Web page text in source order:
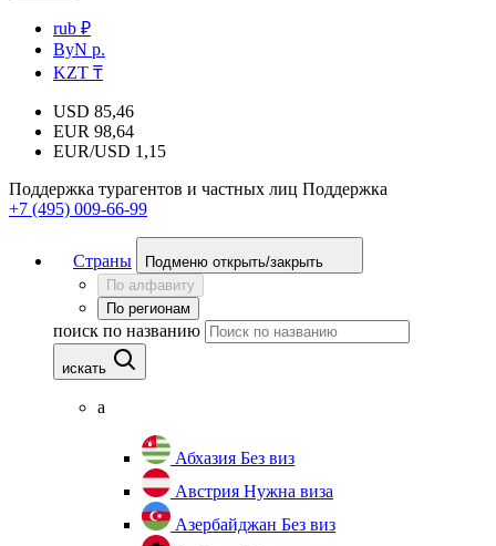
rub ₽
ByN р.
KZT ₸
USD 85,46
EUR 98,64
EUR/USD 1,15
Поддержка турагентов и частных лиц Поддержка
+7 (495) 009-66-99
Страны
Подменю открыть/закрыть
По алфавиту
По регионам
поиск по названию
искать
а
Абхазия Без виз
Австрия Нужна виза
Азербайджан Без виз